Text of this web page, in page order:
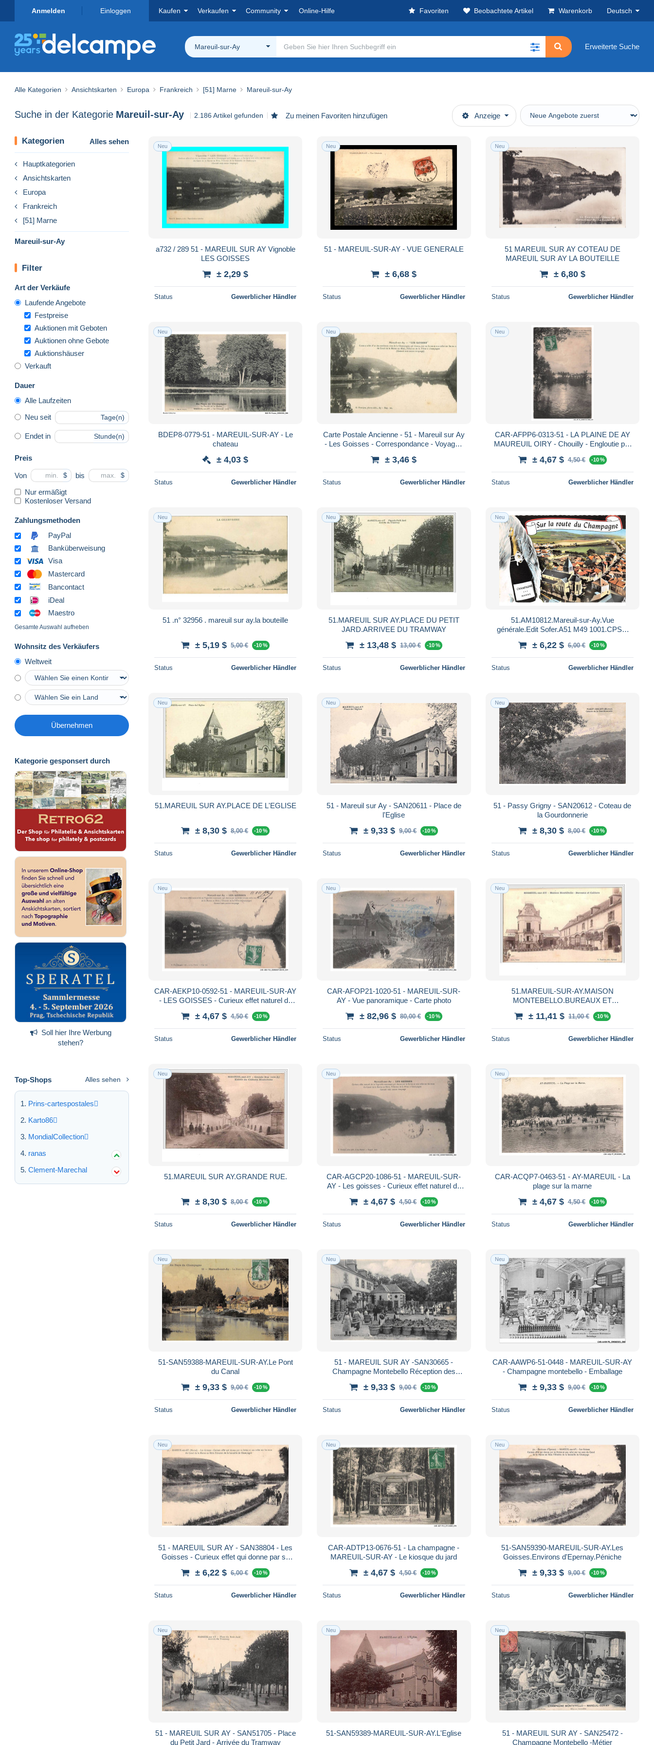
Anmelden Einloggen Kaufen Verkaufen Community Online-Hilfe Favoriten Beobachtete Artikel Warenkorb Deutsch
Mareuil-sur-Ay Erweiterte Suche
Alle Kategorien Ansichtskarten Europa Frankreich [51] Marne Mareuil-sur-Ay
Suche in der Kategorie Mareuil-sur-Ay 2.186 Artikel gefunden Zu meinen Favoriten hinzufügen Anzeige
Kategorien Alles sehen
Hauptkategorien
Ansichtskarten
Europa
Frankreich
[51] Marne
Mareuil-sur-Ay
Filter
Art der Verkäufe
Laufende Angebote
Festpreise
Auktionen mit Geboten
Auktionen ohne Gebote
Auktionshäuser
Verkauft
Dauer
Alle Laufzeiten
Neu seit Tage(n)
Endet in Stunde(n)
Preis
Von $ bis $
Nur ermäßigt
Kostenloser Versand
Zahlungsmethoden
PayPal
Banküberweisung
Visa
Mastercard
Bancontact
iDeal
Maestro
Gesamte Auswahl aufheben
Wohnsitz des Verkäufers
Weltweit
Übernehmen
Kategorie gesponsert durch
Soll hier Ihre Werbung
stehen?
Top-Shops Alles sehen
Prins-cartespostales
Karto86
MondialCollection
ranas
Clement-Marechal
Neu
a732 / 289 51 - MAREUIL SUR AY Vignoble
LES GOISSES
± 2,29 $
Status Gewerblicher Händler
Neu
51 - MAREUIL-SUR-AY - VUE GENERALE
± 6,68 $
Status Gewerblicher Händler
Neu
51 MAREUIL SUR AY COTEAU DE
MAREUIL SUR AY LA BOUTEILLE
± 6,80 $
Status Gewerblicher Händler
Neu
BDEP8-0779-51 - MAREUIL-SUR-AY - Le
chateau
± 4,03 $
Status Gewerblicher Händler
Neu
Carte Postale Ancienne - 51 - Mareuil sur Ay
- Les Goisses - Correspondance - Voyagée
± 3,46 $
Status Gewerblicher Händler
Neu
CAR-AFPP6-0313-51 - LA PLAINE DE AY
MAUREUIL OIRY - Chouilly - Engloutie par
± 4,67 $ 4,50 € -10 %
Status Gewerblicher Händler
Neu
51 .n° 32956 . mareuil sur ay.la bouteille
± 5,19 $ 5,00 € -10 %
Status Gewerblicher Händler
Neu
51.MAREUIL SUR AY.PLACE DU PETIT
JARD.ARRIVEE DU TRAMWAY
± 13,48 $ 13,00 € -10 %
Status Gewerblicher Händler
Neu
51.AM10812.Mareuil-sur-Ay.Vue
générale.Edit Sofer.A51 M49 1001.CPSM
± 6,22 $ 6,00 € -10 %
Status Gewerblicher Händler
Neu
51.MAREUIL SUR AY.PLACE DE L'EGLISE
± 8,30 $ 8,00 € -10 %
Status Gewerblicher Händler
Neu
51 - Mareuil sur Ay - SAN20611 - Place de
l'Eglise
± 9,33 $ 9,00 € -10 %
Status Gewerblicher Händler
Neu
51 - Passy Grigny - SAN20612 - Coteau de
la Gourdonnerie
± 8,30 $ 8,00 € -10 %
Status Gewerblicher Händler
Neu
CAR-AEKP10-0592-51 - MAREUIL-SUR-AY
- LES GOISSES - Curieux effet naturel de
± 4,67 $ 4,50 € -10 %
Status Gewerblicher Händler
Neu
CAR-AFOP21-1020-51 - MAREUIL-SUR-
AY - Vue panoramique - Carte photo
± 82,96 $ 80,00 € -10 %
Status Gewerblicher Händler
Neu
51.MAREUIL-SUR-AY.MAISON
MONTEBELLO.BUREAUX ET
± 11,41 $ 11,00 € -10 %
Status Gewerblicher Händler
Neu
51.MAREUIL SUR AY.GRANDE RUE.
± 8,30 $ 8,00 € -10 %
Status Gewerblicher Händler
Neu
CAR-AGCP20-1086-51 - MAREUIL-SUR-
AY - Les goisses - Curieux effet naturel de
± 4,67 $ 4,50 € -10 %
Status Gewerblicher Händler
Neu
CAR-ACQP7-0463-51 - AY-MAREUIL - La
plage sur la marne
± 4,67 $ 4,50 € -10 %
Status Gewerblicher Händler
Neu
51-SAN59388-MAREUIL-SUR-AY.Le Pont
du Canal
± 9,33 $ 9,00 € -10 %
Status Gewerblicher Händler
Neu
51 - MAREUIL SUR AY -SAN30665 -
Champagne Montebello Réception des
l'état
± 9,33 $ 9,00 € -10 %
Status Gewerblicher Händler
Neu
CAR-AAWP6-51-0448 - MAREUIL-SUR-AY
- Champagne montebello - Emballage
± 9,33 $ 9,00 € -10 %
Status Gewerblicher Händler
Neu
51 - MAREUIL SUR AY - SAN38804 - Les
Goisses - Curieux effet qui donne par sa
± 6,22 $ 6,00 € -10 %
Status Gewerblicher Händler
Neu
CAR-ADTP13-0676-51 - La champagne -
MAREUIL-SUR-AY - Le kiosque du jard
± 4,67 $ 4,50 € -10 %
Status Gewerblicher Händler
Neu
51-SAN59390-MAREUIL-SUR-AY.Les
Goisses.Environs d'Epernay.Péniche
± 9,33 $ 9,00 € -10 %
Status Gewerblicher Händler
Neu
51 - MAREUIL SUR AY - SAN51705 - Place
du Petit Jard - Arrivée du Tramway
Neu
51-SAN59389-MAREUIL-SUR-AY.L'Eglise
Neu
51 - MAREUIL SUR AY - SAN25472 -
Champagne Montebello -Métier